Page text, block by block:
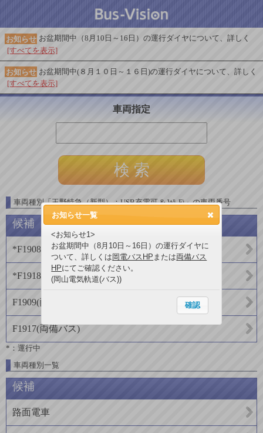
お知らせ お盆期間中（8月10日～16日）の運行ダイヤについて、詳しく
[すべてを表示]
お知らせ お盆期間中(８月１０日～１６日)の運行ダイヤについて、詳しく
[すべてを表示]
車両指定
車両種別「玉野特急（新型）：USB充電可 & Wi-Fi」の車両番号
候補
*F1908 両備バス)
*F1918 両備バス)
F1909(両備バス
F1917(両備バス)
*：運行中
車両種別一覧
候補
路面電車
お知らせ一覧
<お知らせ1>
お盆期間中（8月10日～16日）の運行ダイヤに
ついて、詳しくは 岡電バスHP または両備バス
HPにてご確認ください。
(岡山電気軌道(バス))
確認